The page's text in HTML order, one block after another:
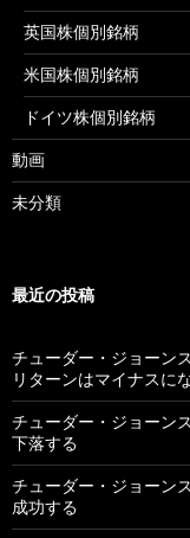
英国株個別銘柄
米国株個別銘柄
ドイツ株個別銘柄
動画
未分類
最近の投稿
チューダー・ジョーン
リターンはマイナスに
チューダー・ジョーン
下落する
チューダー・ジョーン
成功する